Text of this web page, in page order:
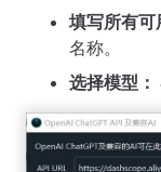
填写所有可
名称。
选择模型：